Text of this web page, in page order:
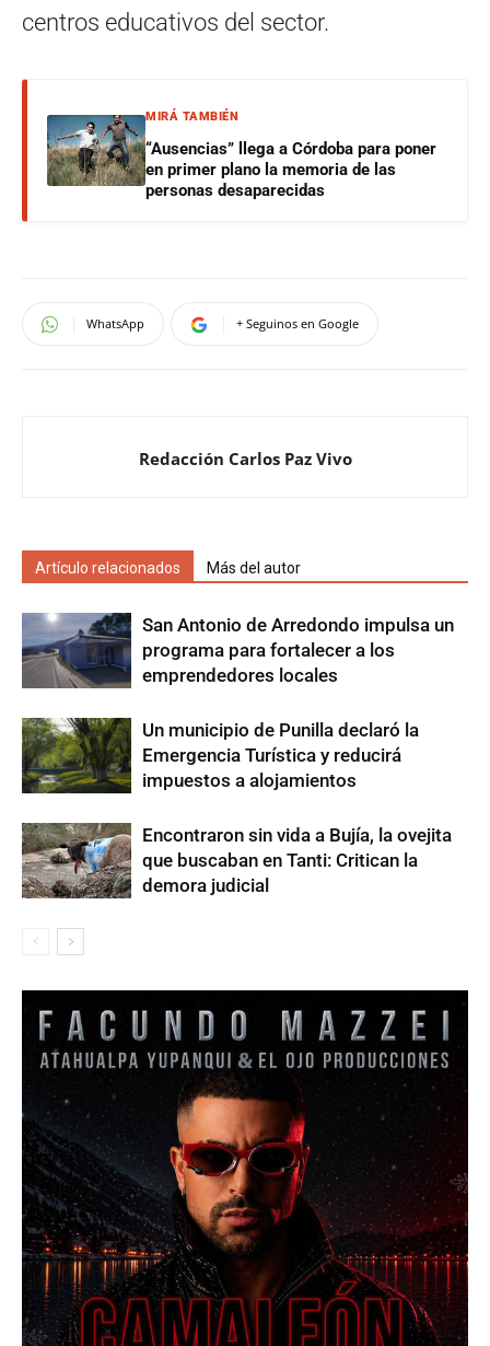
centros educativos del sector.
MIRÁ TAMBIÉN
“Ausencias” llega a Córdoba para poner
en primer plano la memoria de las
personas desaparecidas
WhatsApp + Seguinos en Google
Redacción Carlos Paz Vivo
Artículo relacionados Más del autor
San Antonio de Arredondo impulsa un
programa para fortalecer a los
emprendedores locales
Un municipio de Punilla declaró la
Emergencia Turística y reducirá
impuestos a alojamientos
Encontraron sin vida a Bujía, la ovejita
que buscaban en Tanti: Critican la
demora judicial